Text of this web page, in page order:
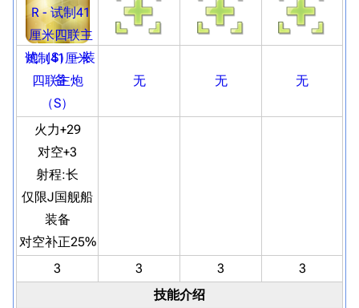
试制41厘米
四联主炮
（S）
无 无 无
火力+29
对空+3
射程:长
仅限J国舰船
装备
对空补正25%
3
3 3
3‌
技能介绍